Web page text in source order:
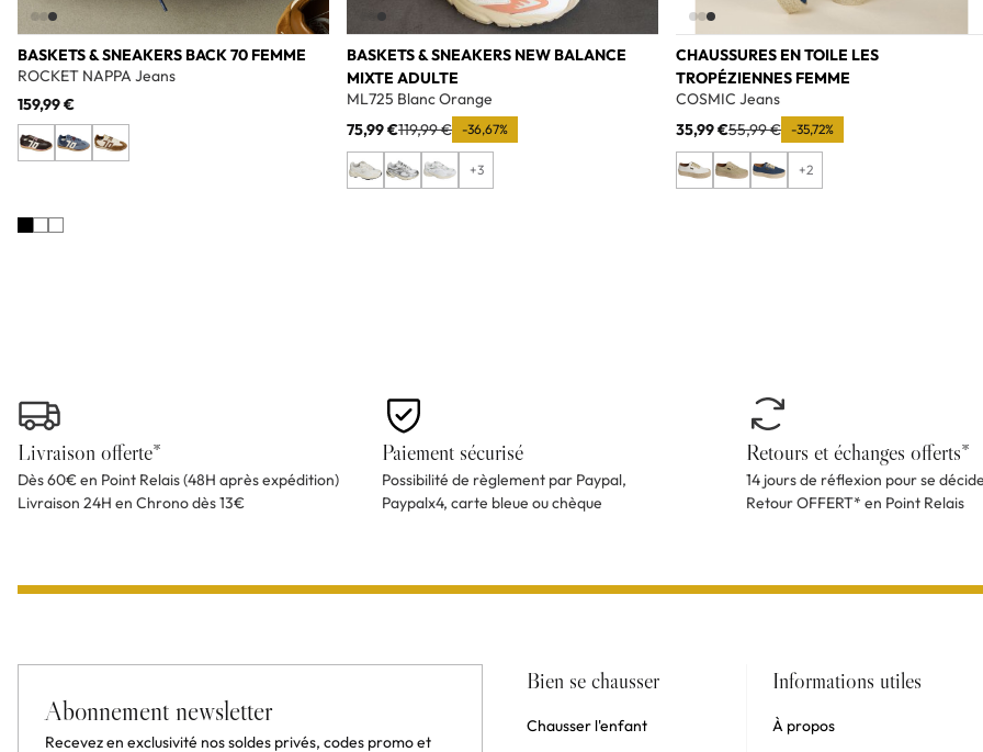
BASKETS & SNEAKERS BACK 70 FEMME
ROCKET NAPPA Jeans
159,99 €
BASKETS & SNEAKERS NEW BALANCE
MIXTE ADULTE
ML725 Blanc Orange
75,99 €119,99 € -36,67%
+3
CHAUSSURES EN TOILE LES
TROPÉZIENNES FEMME
COSMIC Jeans
35,99 €55,99 € -35,72%
+2
Livraison offerte*
Dès 60€ en Point Relais (48H après expédition)
Livraison 24H en Chrono dès 13€
Paiement sécurisé
Possibilité de règlement par Paypal,
Paypalx4, carte bleue ou chèque
Retours et échanges offerts*
14 jours de réflexion pour se
Retour OFFERT* en Point Relais
Abonnement newsletter
Recevez en exclusivité nos soldes privés, codes promo et
Bien se chausser
Chausser l'enfant
Informations utiles
À propos